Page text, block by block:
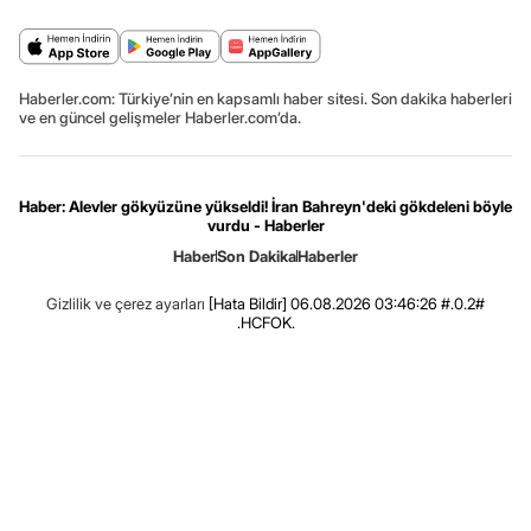
Haberler.com: Türkiye’nin en kapsamlı haber sitesi. Son dakika haberleri
ve en güncel gelişmeler Haberler.com’da.
Haber: Alevler gökyüzüne yükseldi! İran Bahreyn'deki gökdeleni böyle
vurdu - Haberler
HaberSon DakikaHaberler
Gizlilik ve çerez ayarları [Hata Bildir] 06.08.2026 03:46:26 #.0.2#
.HCFOK.